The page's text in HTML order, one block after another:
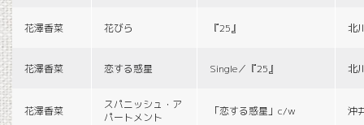
花澤香菜 花びら 『25』 北
花澤香菜 恋する惑星 Single／『25』 北
花澤香菜
スパニッシュ・ア
パートメント
「恋する惑星」c/w 沖